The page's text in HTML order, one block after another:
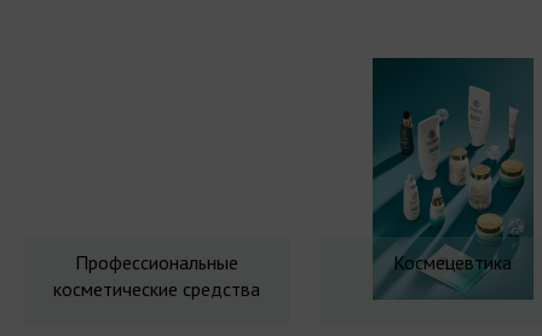
Профессиональные
косметические средства
Космецевтика